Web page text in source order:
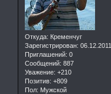
Откуда: Кременчуг
Зарегистрирован: 06.12.2011
Приглашений: 0
Сообщений: 887
Уважение: +210
Позитив: +809
Пол: Мужской